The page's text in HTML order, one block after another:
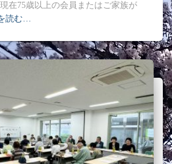
在75歳以上の会員またはご家族が
読む…